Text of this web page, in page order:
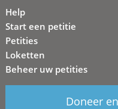
Help
Start een petitie
Petities
Loketten
Beheer uw petities
Doneer